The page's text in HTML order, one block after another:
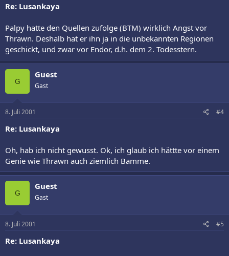
Re: Lusankaya
Palpy hatte den Quellen zufolge (BTM) wirklich Angst vor
Thrawn. Deshalb hat er ihn ja in die unbekannten Regionen
geschickt, und zwar vor Endor, d.h. dem 2. Todesstern.
G
Guest
Gast
8. Juli 2001 #4
Re: Lusankaya
Oh, hab ich nicht gewusst. Ok, ich glaub ich hättte vor einem
Genie wie Thrawn auch ziemlich Bamme.
G
Guest
Gast
8. Juli 2001 #5
Re: Lusankaya